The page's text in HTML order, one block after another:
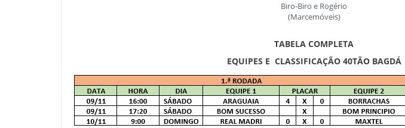
Biro-Biro e Rogério
(Marcemóveis)
TABELA COMPLETA
EQUIPES E CLASSIFICAÇÃO 40TÃO BAGDÁ